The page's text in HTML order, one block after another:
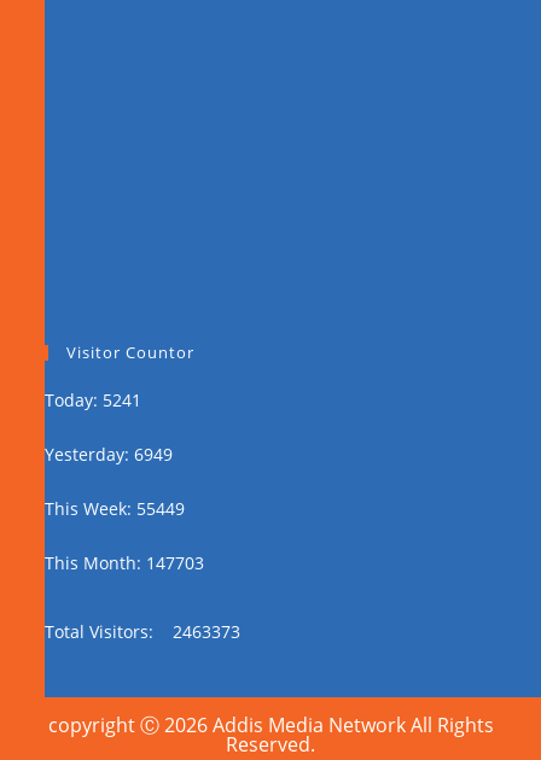
Visitor Countor
Today: 5241
Yesterday: 6949
This Week: 55449
This Month: 147703
Total Visitors: 2463373
copyright Ⓒ 2026 Addis Media Network All Rights
Reserved.